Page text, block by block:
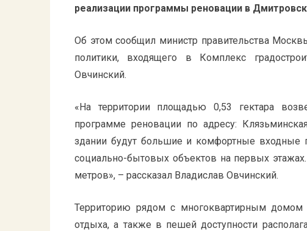
реализации программы реновации в
Об этом сообщил министр правительства
политики, входящего в Комплекс
Овчинский.
«На территории площадью 0,53 гектара
программе реновации по адресу:
здании будут большие и комфортные входные
социально-бытовых объектов на первых
метров», – рассказал Владислав Овчинский.
Территорию рядом с многоквартирным домом
отдыха, а также в пешей доступности